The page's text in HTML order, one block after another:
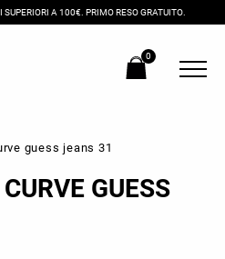
A 100€. PRIMO RESO GRATUITO.
0
guess jeans 31
GUESS